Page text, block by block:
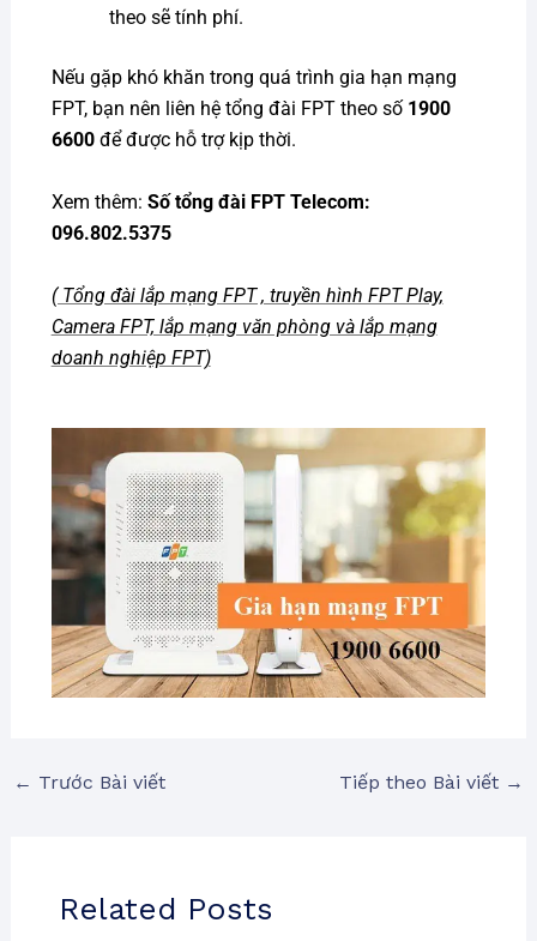
theo sẽ tính phí.
Nếu gặp khó khăn trong quá trình gia hạn mạng
FPT, bạn nên liên hệ tổng đài FPT theo số 1900
6600để được hỗ trợ kịp thời.
Xem thêm: Số tổng đài FPTTelecom:
096.802.5375
( Tổng đài lắp mạng FPT , truyền hình FPT Play,
Camera FPT, lắp mạng văn phòng và lắp mạng
doanh nghiệp FPT)
← Trước Bài viết Tiếp theo Bài viết →
Related Posts